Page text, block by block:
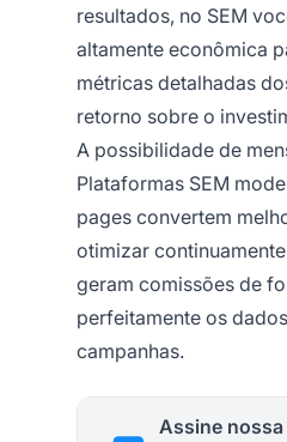
resultados, no SEM
altamente econômica
métricas detalhadas
retorno sobre o
A possibilidade de
Plataformas SEM
pages convertem
otimizar
geram comissões de
perfeitamente os
campanhas.
Assine